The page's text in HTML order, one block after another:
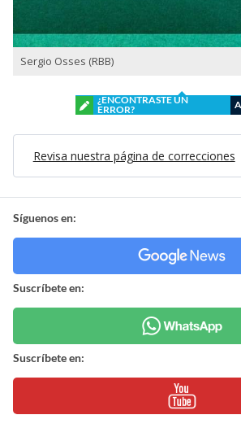
Sergio Osses (RBB)
¿ENCONTRASTE UN
ERROR?
Revisa nuestra página de correcciones
Síguenos en:
Suscríbete en:
Suscríbete en: